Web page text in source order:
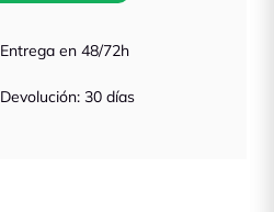
Entrega en 48/72h
Devolución: 30 días